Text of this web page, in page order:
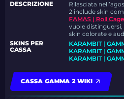
DESCRIZIONE
Rilasciata
2 include skin
FAMAS | Roll Cage
vuole distinguersi,
skin colorate e
SKINS PER
CASSA
KARAMBIT |
KARAMBIT |
KARAMBIT |
CASSA GAMMA 2 WIKI